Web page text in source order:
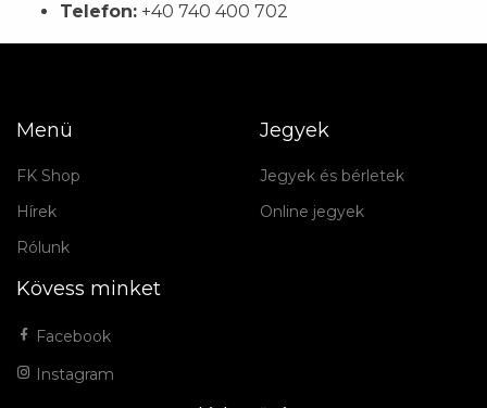
Telefon: +40 740 400 702
Menü
FK Shop
Hírek
Rólunk
Jegyek
Jegyek és bérletek
Online jegyek
Kövess minket
Facebook
Instagram